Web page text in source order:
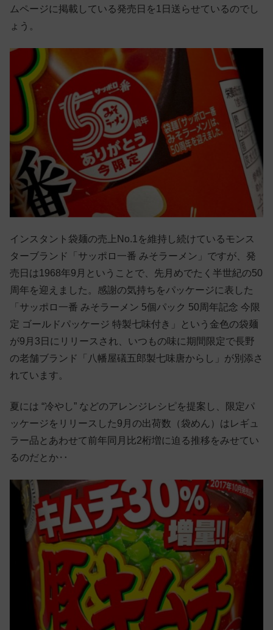
ムページに掲載している発売日を1日送らせているのでし
ょう。
インスタント袋麺の売上No.1を維持し続けているモンス
ターブランド「サッポロ一番 みそラーメン」ですが、発
売日は1968年9月ということで、先月めでたく半世紀の50
周年を迎えました。感謝の気持ちをパッケージに表した
「サッポロ一番 みそラーメン 5個パック 50周年記念 今限
定 ゴールドパッケージ 特製七味付き」という金色の袋麺
が9月3日にリリースされ、いつもの味に期間限定で長野
の老舗ブランド「八幡屋礒五郎製七味唐からし」が別添さ
れています。
夏には “冷やし” などのアレンジレシピを提案し、限定パ
ッケージをリリースした9月の出荷数（袋めん）はレギュ
ラー品とあわせて前年同月比2桁増に迫る推移をみせてい
るのだとか‥